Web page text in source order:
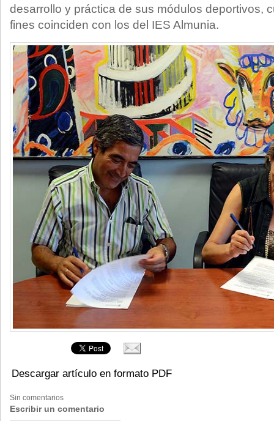
desarrollo y práctica de sus módulos deportivos,
fines coinciden con los del IES Almunia.
Descargar artículo en formato PDF
Sin comentarios
Escribir un comentario